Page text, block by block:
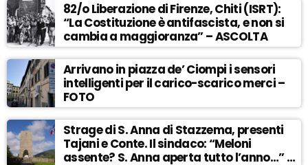
82/o Liberazione di Firenze, Chiti (ISRT):
“La Costituzione è antifascista, e non si
cambia a maggioranza” – ASCOLTA
Arrivano in piazza de’ Ciompi i sensori
intelligenti per il carico-scarico merci –
FOTO
Strage di S. Anna di Stazzema, presenti
Tajani e Conte. Il sindaco: “Meloni
assente? S. Anna aperta tutto l’anno…” –